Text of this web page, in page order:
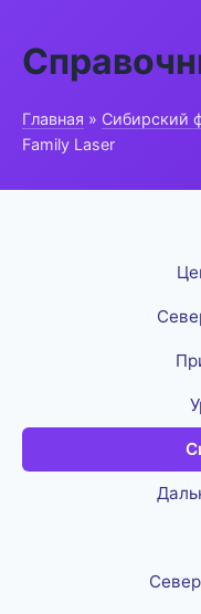
Главная » Сибирский
Family Laser